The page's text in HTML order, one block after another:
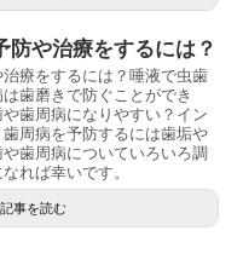
防や治療をするには？
療をするには？唾液で虫歯
歯磨きで防ぐことができ
歯周病になりやすい？イン
周病を予防するには歯垢や
歯周病についていろいろ調
れば幸いです。
記事を読む